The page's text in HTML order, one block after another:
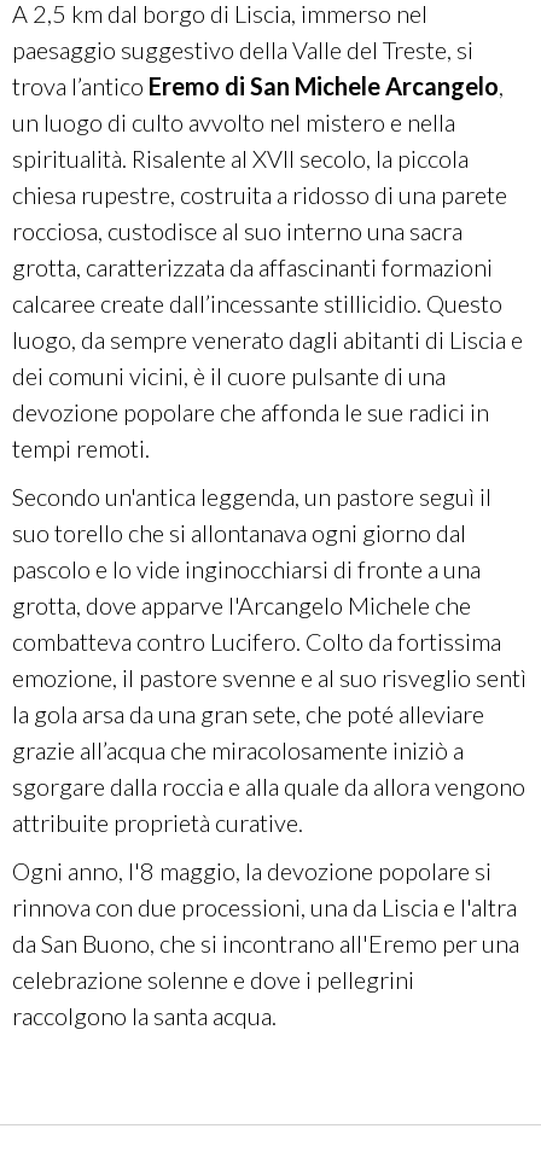
A 2,5 km dal borgo di Liscia, immerso nel
paesaggio suggestivo della Valle del Treste, si
trova l’antico Eremo di San Michele Arcangelo
un luogo di culto avvolto nel mistero e nella
spiritualità. Risalente al XVII secolo, la piccola
chiesa rupestre, costruita a ridosso di una parete
rocciosa, custodisce al suo interno una sacra
grotta, caratterizzata da affascinanti formazioni
calcaree create dall’incessante stillicidio. Questo
luogo, da sempre venerato dagli abitanti di Liscia e
dei comuni vicini, è il cuore pulsante di una
devozione popolare che affonda le sue radici in
tempi remoti.
Secondo un'antica leggenda, un pastore seguì il
suo torello che si allontanava ogni giorno dal
pascolo e lo vide inginocchiarsi di fronte a una
grotta, dove apparve l'Arcangelo Michele che
combatteva contro Lucifero. Colto da fortissima
emozione, il pastore svenne e al suo risveglio sentì
la gola arsa da una gran sete, che poté alleviare
grazie all’acqua che miracolosamente iniziò a
sgorgare dalla roccia e alla quale da allora vengono
attribuite proprietà curative.
Ogni anno, l'8 maggio, la devozione popolare si
rinnova con due processioni, una da Liscia e l'altra
da San Buono, che si incontrano all'Eremo per una
celebrazione solenne e dove i pellegrini
raccolgono la santa acqua.